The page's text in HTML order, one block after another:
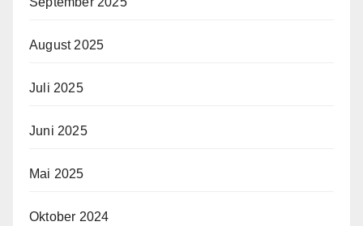
August 2025
Juli 2025
Juni 2025
Mai 2025
Oktober 2024